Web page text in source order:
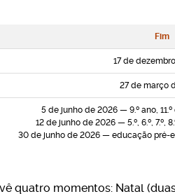
Fim
17 de
27 de março
5 de junho de 2026 — 9.º ano,
12 de junho de 2026 — 5.º, 6.º, 7.º,
30 de junho de 2026 — educação pré-
quatro momentos: Natal